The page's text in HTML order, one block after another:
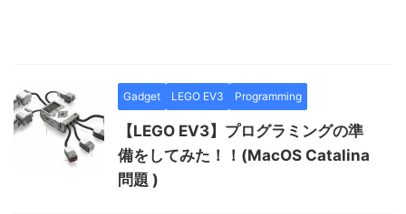
Gadget LEGO EV3 Programming
【LEGO EV3】プログラミングの準
備をしてみた！！(MacOS Catalina
問題 )